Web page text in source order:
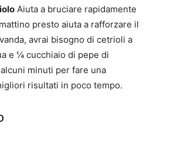
Aiuta a bruciare rapidamente
presto aiuta a rafforzare il
avrai bisogno di cetrioli a
e ¼ cucchiaio di pepe di
minuti per fare una
risultati in poco tempo.